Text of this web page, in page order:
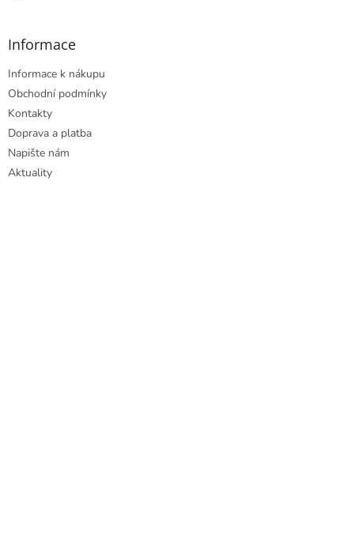
Informace
Informace k nákupu
Obchodní podmínky
Kontakty
Doprava a platba
Napište nám
Aktuality